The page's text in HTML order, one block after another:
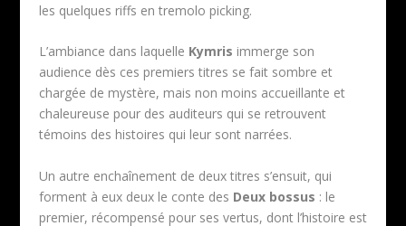
les quelques riffs en tremolo picking.
L’ambiance dans laquelle Kymris immerge son
audience dès ces premiers titres se fait sombre et
chargée de mystère, mais non moins accueillante et
chaleureuse pour des auditeurs qui se retrouvent
témoins des histoires qui leur sont narrées.
Un autre enchaînement de deux titres s’ensuit, qui
forment à eux deux le conte des Deux bossus : le
premier, récompensé pour ses vertus, dont l’histoire est